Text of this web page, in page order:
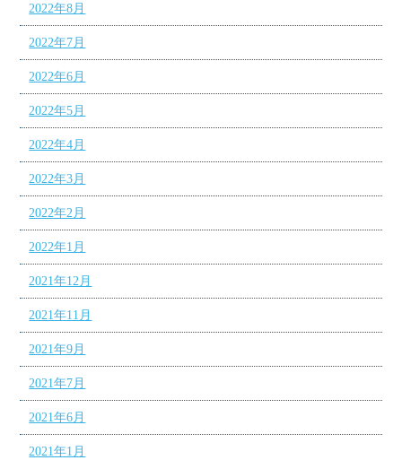
2022年8月
2022年7月
2022年6月
2022年5月
2022年4月
2022年3月
2022年2月
2022年1月
2021年12月
2021年11月
2021年9月
2021年7月
2021年6月
2021年1月